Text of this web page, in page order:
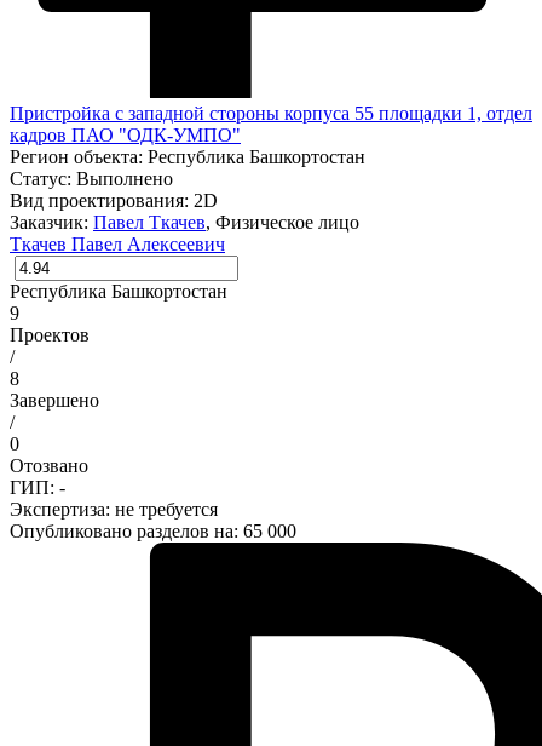
Пристройка с западной стороны корпуса 55 площадки 1, отдел
кадров ПАО "ОДК-УМПО"
Регион объекта: Республика Башкортостан
Статус: Выполнено
Вид проектирования: 2D
Заказчик: Павел Ткачев, Физическое лицо
Ткачев Павел Алексеевич
Республика Башкортостан
9
Проектов
/
8
Завершено
/
0
Отозвано
ГИП: -
Экспертиза: не требуется
Опубликовано разделов на: 65 000